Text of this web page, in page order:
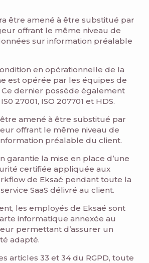
être amené à être substitué par
offrant le même niveau de
sur information préalable
en opérationnelle de la
est opérée par les équipes de
Ce dernier possède également
27001, ISO 207701 et HDS.
amené à être substitué par
offrant le même niveau de
préalable du client.
garantie la mise en place d’une
certifiée appliquée aux
de Eksaé pendant toute la
SaaS délivré au client.
les employés de Eksaé sont
informatique annexée au
permettant d’assurer un
adapté.
articles 33 et 34 du RGPD, toute